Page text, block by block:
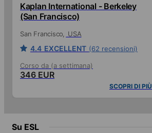
Kaplan International - Berkeley
(San Francisco)
San Francisco USA
4.4 EXCELLENT (62 recensioni)
Corso da (a settimana)
346 EUR
SCOPRI DI PIÙ
Su ESL